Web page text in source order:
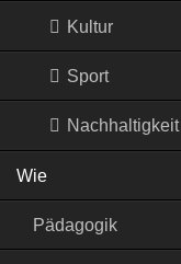
Kultur
Sport
Nachhaltigkeit
Wie
Pädagogik